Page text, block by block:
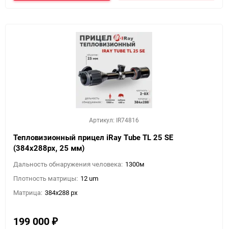
Артикул: IR74816
Тепловизионный прицел iRay Tube TL 25 SE
(384х288px, 25 мм)
Дальность обнаружения человека: 1300м
Плотность матрицы: 12 um
Матрица: 384x288 px
199 000 ₽